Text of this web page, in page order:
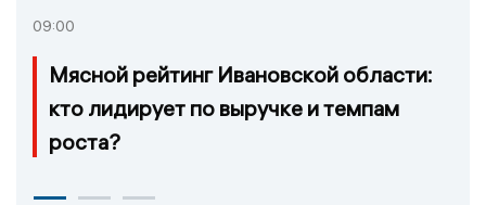
09:00
Мясной рейтинг Ивановской области:
кто лидирует по выручке и темпам
роста?